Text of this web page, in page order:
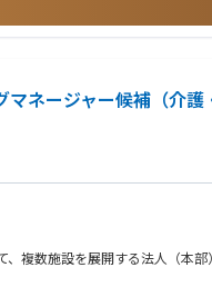
性を見極め、抑えるべき部分
ナを張り、必要な対応を考えら
ど関係者に適切にインプットでき
制約をつけず提案できる方
ネージャー候補（介護
複数施設を展開する法人（